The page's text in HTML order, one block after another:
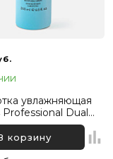
увлажняющая
Professional Dual
2 Phase, 200
корзину